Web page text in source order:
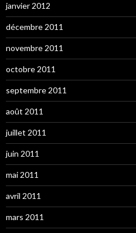
janvier 2012
décembre 2011
novembre 2011
octobre 2011
septembre 2011
août 2011
juillet 2011
juin 2011
mai 2011
avril 2011
mars 2011